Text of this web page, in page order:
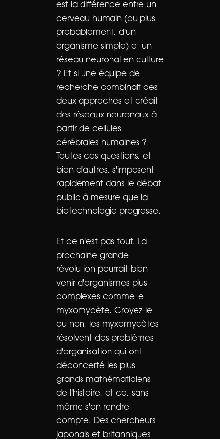
est la différence entre un
cerveau humain (ou plus
probablement, d'un
organisme simple) et un
réseau neuronal en culture
? Et si une équipe de
recherche combinait ces
deux approches et créait
des réseaux neuronaux à
partir de cellules
cérébrales humaines ?
Toutes ces questions, et
bien d'autres, s'imposent
rapidement dans le débat
public à mesure que la
biotechnologie progresse.
Et ce n'est pas tout. La
prochaine grande
révolution pourrait bien
venir d'organismes plus
complexes comme le
myxomycète. Croyez-le
ou non, les myxomycètes
résolvent des problèmes
d'organisation qui ont
déconcerté les plus
grands mathématiciens
de l'histoire, et ce, sans
même s'en rendre
compte. Des chercheurs
japonais et britanniques